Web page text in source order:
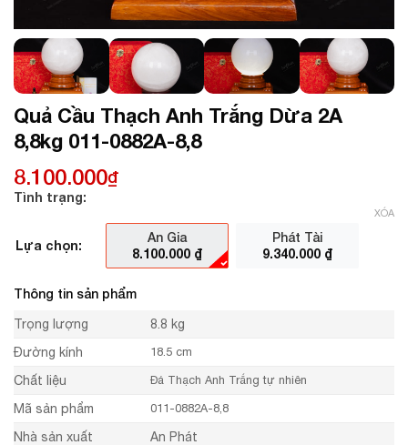
Quả Cầu Thạch Anh Trắng Dừa 2A
8,8kg 011-0882A-8,8
8.100.000₫
Tình trạng:
Lựa chọn:
An Gia
8.100.000 ₫
Phát Tài
9.340.000 ₫
XÓA
Thông tin sản phẩm
Trọng lượng
8.8 kg
Đường kính
18.5 cm
Chất liệu Đá Thạch Anh Trắng tự nhiên
Mã sản phẩm 011-0882A-8,8
Nhà sản xuất An Phát